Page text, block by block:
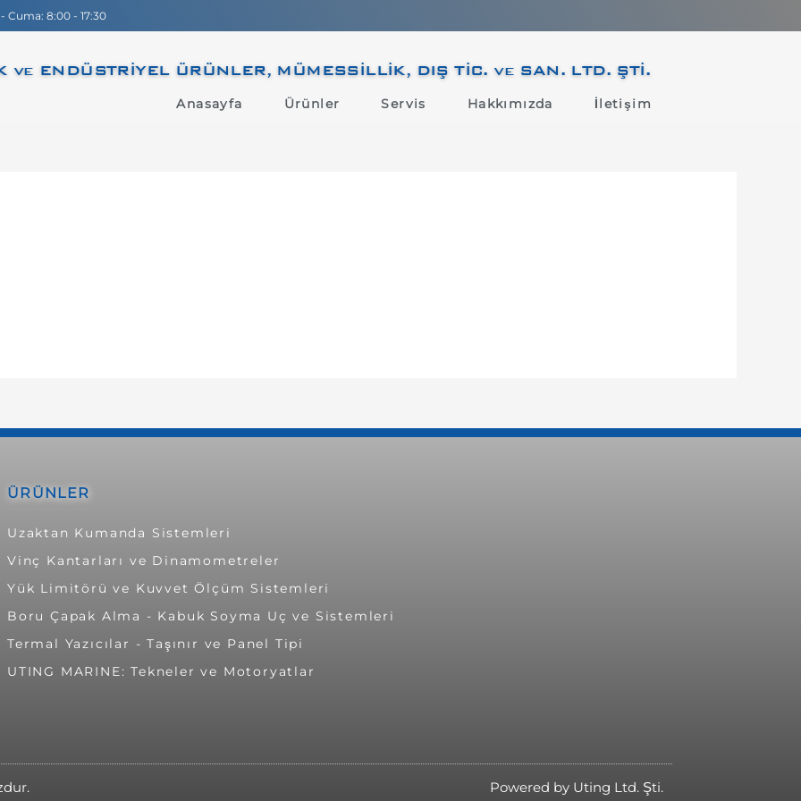
Cuma: 8:00 - 17:30
ve ENDÜSTRİYEL ÜRÜNLER, MÜMESSİLLİK, DIŞ TİC. ve SAN. LTD. ŞTİ.
Anasayfa Ürünler Servis Hakkımızda İletişim
ÜRÜNLER
Uzaktan Kumanda Sistemleri
Vinç Kantarları ve Dinamometreler
Yük Limitörü ve Kuvvet Ölçüm Sistemleri
Boru Çapak Alma - Kabuk Soyma Uç ve Sistemleri
Termal Yazıcılar - Taşınır ve Panel Tipi
UTING MARINE: Tekneler ve Motoryatlar
Powered by Uting Ltd. Şti.